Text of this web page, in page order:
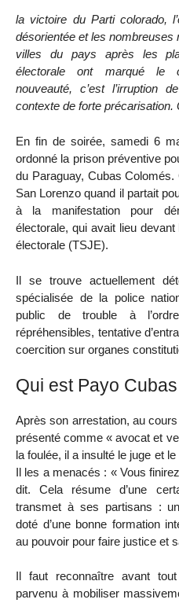
la victoire du Parti colorado,
désorientée et les nombreuses
villes du pays après les
électorale ont marqué le
nouveauté, c’est
contexte de forte précarisation.
En fin de soirée, samedi 6
ordonné la prison préventive
du Paraguay, Cubas
San Lorenzo quand il partait
à la manifestation pour
électorale, qui avait lieu
électorale (TSJE).
Il se trouve actuellement
spécialisée de la police
public de trouble à
répréhensibles, tentative
coercition sur organes
Qui est Payo
Après son arrestation, au cours
présenté comme « avocat et
la foulée, il a insulté le juge et
Il les a menacés : « Vous
dit. Cela résume d’une
transmet à ses partisans :
doté d’une bonne formation
au pouvoir pour faire justice et
Il faut reconnaître avant
parvenu à mobiliser